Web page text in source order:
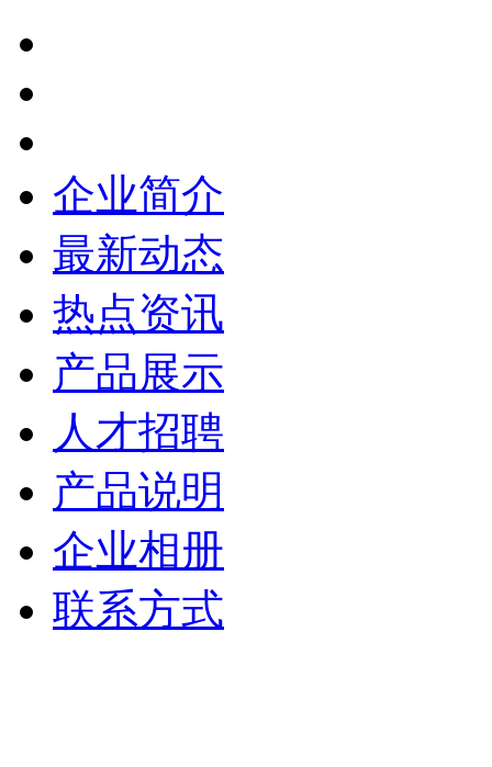
企业简介
最新动态
热点资讯
产品展示
人才招聘
产品说明
企业相册
联系方式